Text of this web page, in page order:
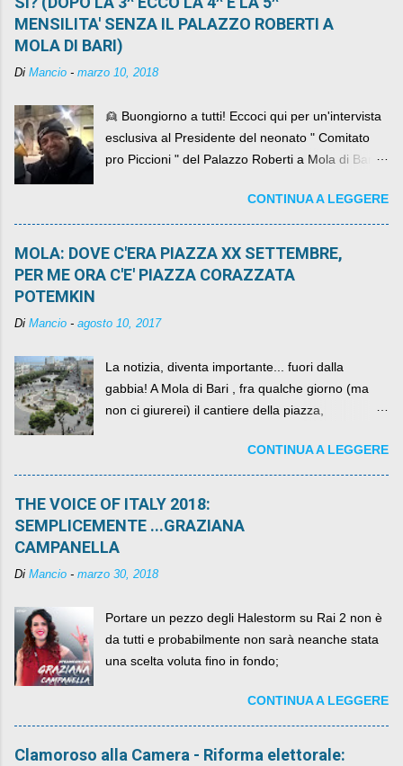
MENSILITA' SENZA IL PALAZZO ROBERTI A
MOLA DI BARI)
Di Mancio - marzo 10, 2018
👱 Buongiorno a tutti! Eccoci qui per un'intervista
esclusiva al Presidente del neonato " Comitato
pro Piccioni " del Palazzo Roberti a Mola di Bari ,
come definirlo... signor?....CONTINUA A LEGGERE
MOLA: DOVE C'ERA PIAZZA XX SETTEMBRE,
PER ME ORA C'E' PIAZZA CORAZZATA
POTEMKIN
Di Mancio - agosto 10, 2017
La notizia, diventa importante... fuori dalla
gabbia! A Mola di Bari , fra qualche giorno (ma
non ci giurerei) il cantiere della piazza,
per un numero esorbitante di mesi, non ci sarà
più. C'era una volta Piazza XX Settembre ,
CONTINUA A LEGGERE
THE VOICE OF ITALY 2018:
SEMPLICEMENTE ...GRAZIANA
CAMPANELLA
Di Mancio - marzo 30, 2018
Portare un pezzo degli Halestorm su Rai 2 non è
da tutti e probabilmente non sarà neanche stata
una scelta voluta fino in fondo;
CONTINUA A LEGGERE
Clamoroso alla Camera - Riforma elettorale: